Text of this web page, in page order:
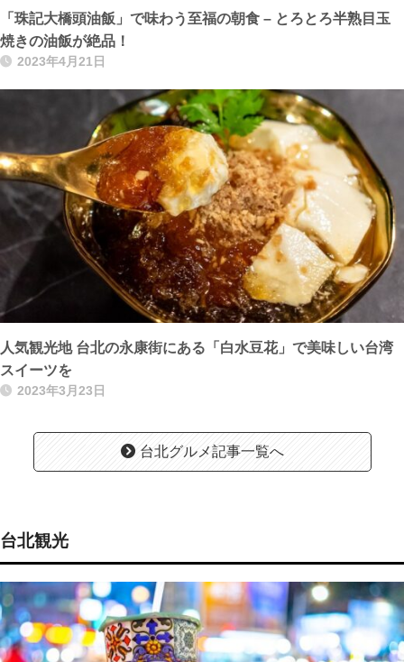
「珠記大橋頭油飯」で味わう至福の朝食 – とろとろ半熟目玉
焼きの油飯が絶品！
2023年4月21日
人気観光地 台北の永康街にある「白水豆花」で美味しい台湾
スイーツを
2023年3月23日
台北グルメ記事一覧へ
台北観光